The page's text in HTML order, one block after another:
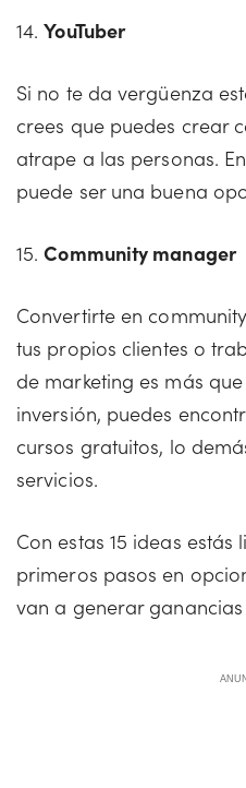
14.YouTuber
Si no te da vergüenza
crees que puedes crear
atrape a las personas.
puede ser una buena
15.Community manager
Convertirte en
tus propios clientes o
de marketing es más
inversión, puedes
cursos gratuitos, lo
servicios.
Con estas 15 ideas
primeros pasos en
van a generar